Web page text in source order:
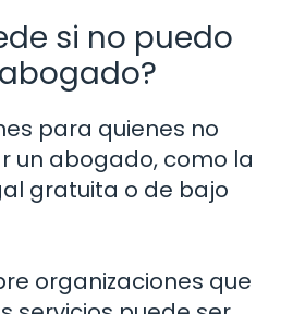
si no puedo
para quienes no
un abogado, como la
gratuita o de bajo
organizaciones que